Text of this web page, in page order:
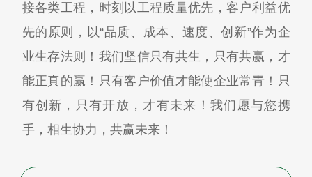
接各类工程，时刻以工程质量优先，客户利益优
先的原则，以“品质、成本、速度、创新”作为企
业生存法则！我们坚信只有共生，只有共赢，才
能正真的赢！只有客户价值才能使企业常青！只
有创新，只有开放，才有未来！我们愿与您携
手，相生协力，共赢未来！